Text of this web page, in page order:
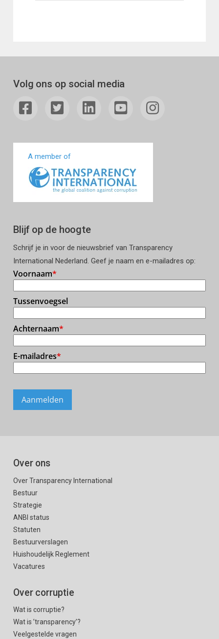
Volg ons op social media
A member of
Blijf op de hoogte
Schrijf je in voor de nieuwsbrief van Transparency
International Nederland. Geef je naam en e-mailadres op:
Over ons
Over Transparency International
Bestuur
Strategie
ANBI status
Statuten
Bestuurverslagen
Huishoudelijk Reglement
Vacatures
Over corruptie
Wat is corruptie?
Wat is ’transparency’?
Veelgestelde vragen